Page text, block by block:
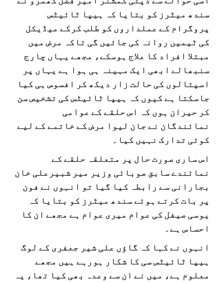
سندھ میٹرز کو بتایا کہ ہیپا ٹائیٹس
پروگرام کے عملداروں کو طلب کرکے میڈیکل
کی ٹیمیں روانہ کی جائیں گی تاکہ مرض میں
مبتلا افراد کا علاج ہوسکے، مجھے یہاں چارج
سنبھالے ابھی ایک مہینہ ہی ہوا ہے یہاں پر
اسپتالوں کی حالت زار دیکھ کر افسوس ہی کیا
جاسکتا ہے کیوں کہ ہیپا ٹائیٹس کی تشخیص سن
کر حیران ہوں کہ اس حلقے کے عوامی
نمائندگان نے جان لیوا مرض کے خاتمے کے لیے
کوئی تدارک نہیں کیا۔
اس ساری صورت حال پر متعلقہ حلقے کے
نمائندے سابق صوبائی وزیر میر شبیرعلی خان
بجارانی سے رابطہ کیا گیا تو انہوں نے فون
پر بات کرتے ہوئے سندھ میٹرز کو بتایا کہ
یوسی صیفل کی عوام میری عوام ہے مجھے ان کا
احساس ہے۔
انہوں نے کہا کہ گاؤں علی شیر جعفری کے لوگ
ہیپا ٹائیٹس سی کا شکار ہورہے ہیں مجھے
معلوم ہے، میں نے ان سے وعدہ بھی کیا تھا، یہ